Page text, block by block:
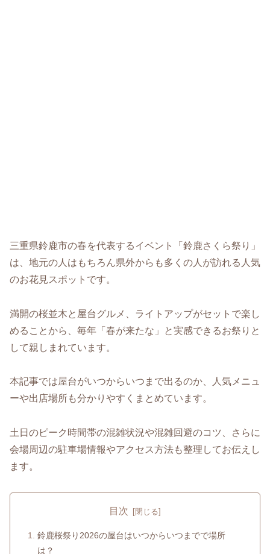
三重県鈴鹿市の春を代表するイベント「鈴鹿さくら祭り」
は、地元の人はもちろん県外からも多くの人が訪れる人気
のお花見スポットです。
満開の桜並木と屋台グルメ、ライトアップがセットで楽し
めることから、毎年「春が来たな」と実感できるお祭りと
して親しまれています。
本記事では屋台がいつからいつまで出るのか、人気メニュ
ーや出店場所も分かりやすくまとめています。
土日のピーク時間帯の混雑状況や混雑回避のコツ、さらに
会場周辺の駐車場情報やアクセス方法も整理してお伝えし
ます。
目次
鈴鹿桜祭り2026の屋台はいつからいつまでで場所
は？